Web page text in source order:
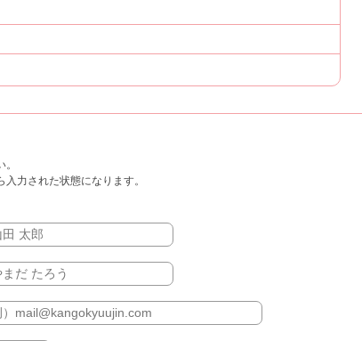
力された状態になります。